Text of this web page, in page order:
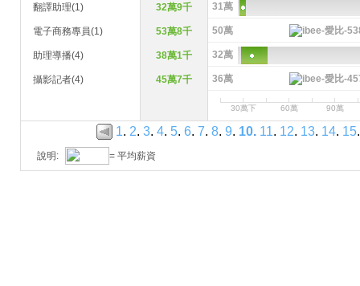
翻譯助理(1) 32萬9千 31萬
電子商務專員(1) 53萬8千 50萬
助理導播(4) 38萬1千 32萬
攝影記者(4) 45萬7千 36萬
30萬下 60萬 90萬
1. 2. 3. 4. 5. 6. 7. 8. 9. 10. 11. 12. 13. 14. 15.
說明: = 平均薪資